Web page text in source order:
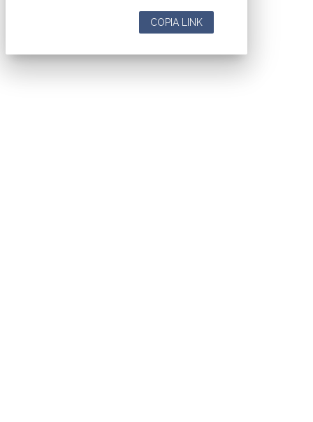
COPIA LINK